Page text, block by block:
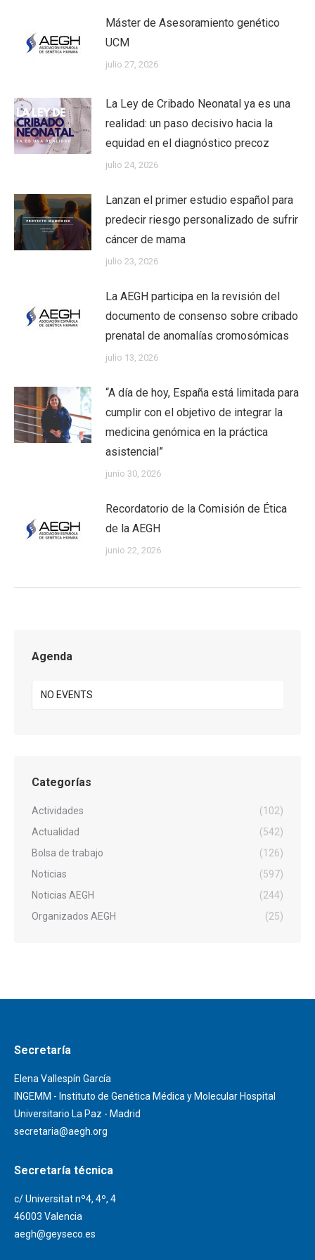
Máster de Asesoramiento genético
UCM
julio 27, 2026
La Ley de Cribado Neonatal ya es una
realidad: un paso decisivo hacia la
equidad en el diagnóstico precoz
julio 24, 2026
Lanzan el primer estudio español para
predecir riesgo personalizado de sufrir
cáncer de mama
julio 23, 2026
La AEGH participa en la revisión del
documento de consenso sobre cribado
prenatal de anomalías cromosómicas
julio 13, 2026
“A día de hoy, España está limitada para
cumplir con el objetivo de integrar la
medicina genómica en la práctica
asistencial”
junio 30, 2026
Recordatorio de la Comisión de Ética
de la AEGH
junio 22, 2026
Agenda
NO EVENTS
Categorías
Actividades
(102)
Actualidad
(542)
Bolsa de trabajo
(126)
Noticias
(597)
Noticias AEGH
(244)
Organizados AEGH
(25)
Secretaría
Elena Vallespín García
INGEMM - Instituto de Genética Médica y Molecular Hospital
Universitario La Paz - Madrid
secretaria@aegh.org
Secretaría técnica
c/ Universitat nº4, 4º, 4
46003 Valencia
aegh@geyseco.es